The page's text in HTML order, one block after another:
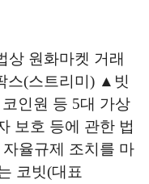
상 원화마켓 거래
스(스트리미) ▲빗
인원 등 5대 가상
보호 등에 관한 법
율규제 조치를 마
코빗(대표